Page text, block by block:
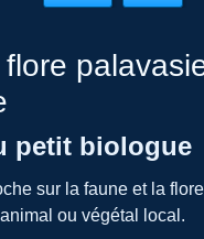
petit biologue
sur la faune et la
ou végétal local.